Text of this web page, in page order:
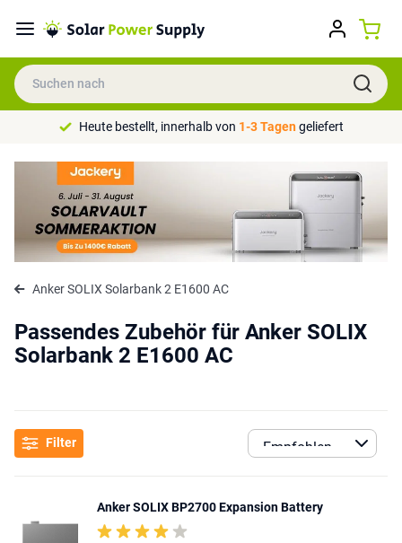
Heute bestellt, innerhalb von 1-3 Tagengeliefert
Anker SOLIX Solarbank 2 E1600 AC
Passendes Zubehör für Anker SOLIX
Solarbank 2 E1600 AC
Filter
Anker SOLIX BP2700 Expansion Battery